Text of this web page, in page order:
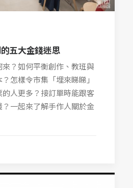
五大金錢迷思
？如何平衡創作、教班與
怎樣令市集「埋來睇睇」
人更多？接訂單時能跟客
？一起來了解手作人關於金